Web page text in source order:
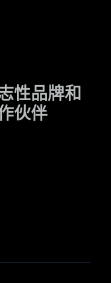
性品牌和
伙伴